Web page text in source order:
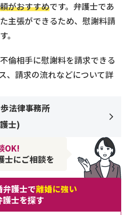
がおすすめです。弁護士であ
主張ができるため、慰謝料請
。
倫相手に慰謝料を請求できる
、請求の流れなどについて詳
法律事務所
士)
OK!
士にご相談を
弁護士で離婚に強い
護士を探す